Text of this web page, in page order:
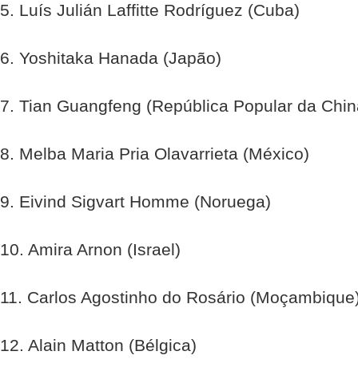
5. Luís Julián Laffitte Rodríguez (Cuba)
6. Yoshitaka Hanada (Japão)
7. Tian Guangfeng (República Popular da
8. Melba Maria Pria Olavarrieta (México)
9. Eivind Sigvart Homme (Noruega)
10. Amira Arnon (Israel)
11. Carlos Agostinho do Rosário
12. Alain Matton (Bélgica)